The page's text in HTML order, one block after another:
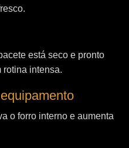
está seco e pronto
rotina intensa.
o forro interno e aumenta